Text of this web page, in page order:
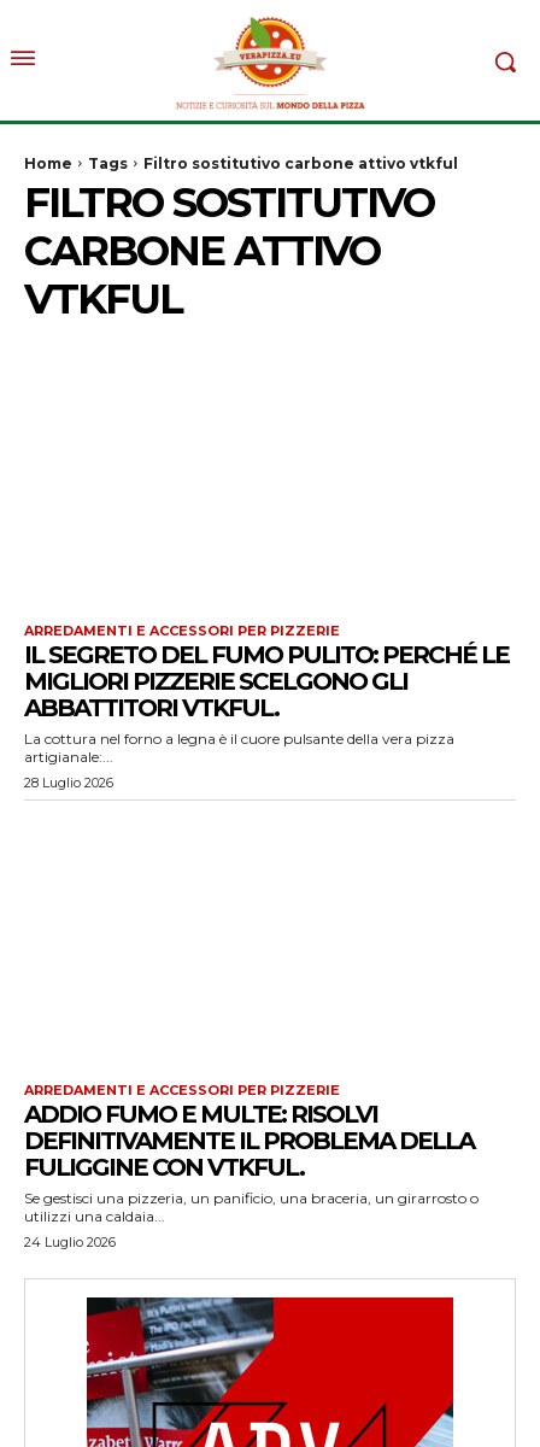
Home Tags Filtro sostitutivo carbone attivo vtkful
FILTRO SOSTITUTIVO
CARBONE ATTIVO
VTKFUL
ARREDAMENTI E ACCESSORI PER PIZZERIE
IL SEGRETO DEL FUMO PULITO: PERCHÉ LE
MIGLIORI PIZZERIE SCELGONO GLI
ABBATTITORI VTKFUL.
La cottura nel forno a legna è il cuore pulsante della vera pizza
artigianale:...
28 Luglio 2026
ARREDAMENTI E ACCESSORI PER PIZZERIE
ADDIO FUMO E MULTE: RISOLVI
DEFINITIVAMENTE IL PROBLEMA DELLA
FULIGGINE CON VTKFUL.
Se gestisci una pizzeria, un panificio, una braceria, un girarrosto o
utilizzi una caldaia...
24 Luglio 2026